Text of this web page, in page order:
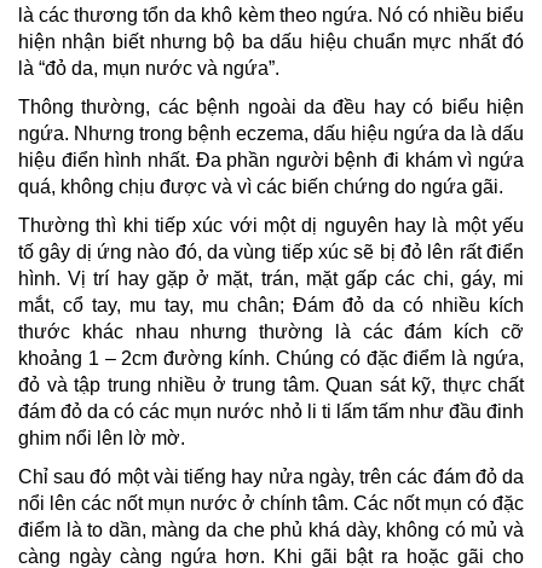
là các thương tổn da khô kèm theo ngứa. Nó có nhiều biểu
hiện nhận biết nhưng bộ ba dấu hiệu chuẩn mực nhất đó
là “đỏ da, mụn nước và ngứa”.
Thông thường, các bệnh ngoài da đều hay có biểu hiện
ngứa. Nhưng trong bệnh eczema, dấu hiệu ngứa da là dấu
hiệu điển hình nhất. Đa phần người bệnh đi khám vì ngứa
quá, không chịu được và vì các biến chứng do ngứa gãi.
Thường thì khi tiếp xúc với một dị nguyên hay là một yếu
tố gây dị ứng nào đó, da vùng tiếp xúc sẽ bị đỏ lên rất điển
hình. Vị trí hay gặp ở mặt, trán, mặt gấp các chi, gáy, mi
mắt, cổ tay, mu tay, mu chân; Đám đỏ da có nhiều kích
thước khác nhau nhưng thường là các đám kích cỡ
khoảng 1 – 2cm đường kính. Chúng có đặc điểm là ngứa,
đỏ và tập trung nhiều ở trung tâm. Quan sát kỹ, thực chất
đám đỏ da có các mụn nước nhỏ li ti lấm tấm như đầu đinh
ghim nổi lên lờ mờ.
Chỉ sau đó một vài tiếng hay nửa ngày, trên các đám đỏ da
nổi lên các nốt mụn nước ở chính tâm. Các nốt mụn có đặc
điểm là to dần, màng da che phủ khá dày, không có mủ và
càng ngày càng ngứa hơn. Khi gãi bật ra hoặc gãi cho